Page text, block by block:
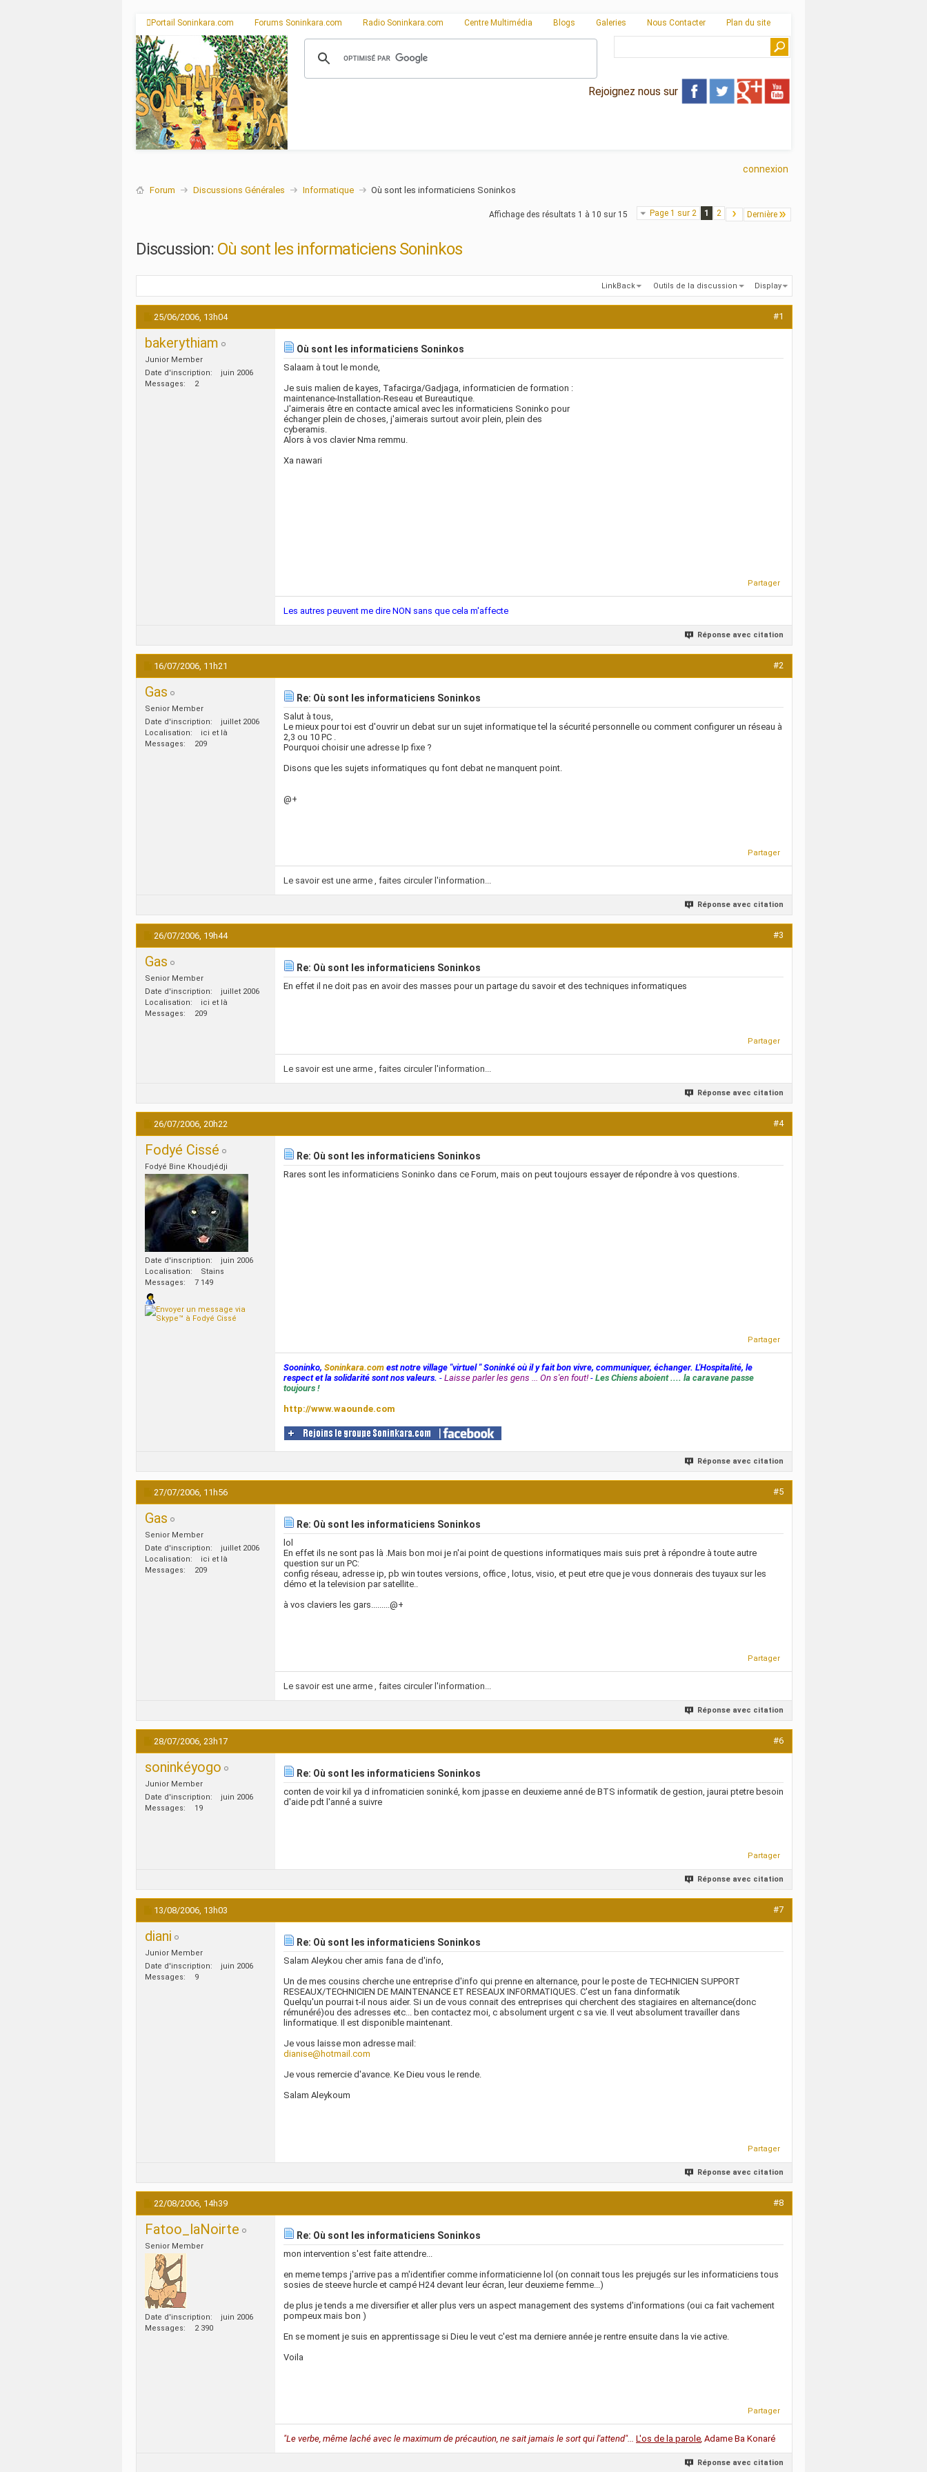
Portail Soninkara.com Forums Soninkara.com Radio Soninkara.com Centre Multimédia Blogs Galeries Nous Contacter Plan du site
Rejoignez nous sur
connexion
Forum Discussions Générales Informatique Où sont les informaticiens Soninkos
Page 1 sur 2 1 2 Dernière
Affichage des résultats 1 à 10 sur 15
Discussion: Où sont les informaticiens Soninkos
LinkBack Outils de la discussion Display
25/06/2006, 13h04 #1
bakerythiam
Junior Member
Date d'inscription
juin 2006
Messages
2
Où sont les informaticiens Soninkos
Salaam à tout le monde,
Je suis malien de kayes, Tafacirga/Gadjaga, informaticien de formation :
maintenance-Installation-Reseau et Bureautique.
J'aimerais être en contacte amical avec les informaticiens Soninko pour
échanger plein de choses, j'aimerais surtout avoir plein, plein des
cyberamis.
Alors à vos clavier Nma remmu.
Xa nawari
Partager
Les autres peuvent me dire NON sans que cela m'affecte
Réponse avec citation
16/07/2006, 11h21 #2
Gas
Senior Member
Date d'inscription
juillet 2006
Localisation
ici et là
Messages
209
Re: Où sont les informaticiens Soninkos
Salut à tous,
Le mieux pour toi est d'ouvrir un debat sur un sujet informatique tel la sécurité personnelle ou comment configurer un réseau à
2,3 ou 10 PC .
Pourquoi choisir une adresse Ip fixe ?
Disons que les sujets informatiques qu font debat ne manquent point.
@+
Partager
Le savoir est une arme , faites circuler l'information...
Réponse avec citation
26/07/2006, 19h44 #3
Gas
Senior Member
Date d'inscription
juillet 2006
Localisation
ici et là
Messages
209
Re: Où sont les informaticiens Soninkos
En effet il ne doit pas en avoir des masses pour un partage du savoir et des techniques informatiques
Partager
Le savoir est une arme , faites circuler l'information...
Réponse avec citation
26/07/2006, 20h22 #4
Fodyé Cissé
Fodyé Bine Khoudjédji
Date d'inscription
juin 2006
Localisation
Stains
Messages
7 149
Re: Où sont les informaticiens Soninkos
Rares sont les informaticiens Soninko dans ce Forum, mais on peut toujours essayer de répondre à vos questions.
Partager
Sooninko, Soninkara.com est notre village "virtuel " Soninké où il y fait bon vivre, communiquer, échanger. L'Hospitalité, le
respect et la solidarité sont nos valeurs. - Laisse parler les gens ... On s'en fout! - Les Chiens aboient .... la caravane passe
toujours !
http://www.waounde.com
Réponse avec citation
27/07/2006, 11h56 #5
Gas
Senior Member
Date d'inscription
juillet 2006
Localisation
ici et là
Messages
209
Re: Où sont les informaticiens Soninkos
lol
En effet ils ne sont pas là .Mais bon moi je n'ai point de questions informatiques mais suis pret à répondre à toute autre
question sur un PC:
config réseau, adresse ip, pb win toutes versions, office , lotus, visio, et peut etre que je vous donnerais des tuyaux sur les
démo et la television par satellite..
à vos claviers les gars.........@+
Partager
Le savoir est une arme , faites circuler l'information...
Réponse avec citation
28/07/2006, 23h17 #6
soninkéyogo
Junior Member
Date d'inscription
juin 2006
Messages
19
Re: Où sont les informaticiens Soninkos
conten de voir kil ya d infromaticien soninké, kom jpasse en deuxieme anné de BTS informatik de gestion, jaurai ptetre besoin
d'aide pdt l'anné a suivre
Partager
Réponse avec citation
13/08/2006, 13h03 #7
diani
Junior Member
Date d'inscription
juin 2006
Messages
9
Re: Où sont les informaticiens Soninkos
Salam Aleykou cher amis fana de d'info,
Un de mes cousins cherche une entreprise d'info qui prenne en alternance, pour le poste de TECHNICIEN SUPPORT
RESEAUX/TECHNICIEN DE MAINTENANCE ET RESEAUX INFORMATIQUES. C'est un fana dinformatik
Quelqu'un pourrai t-il nous aider. Si un de vous connait des entreprises qui cherchent des stagiaires en alternance(donc
rémunéré)ou des adresses etc... ben contactez moi, c absolument urgent c sa vie. Il veut absolument travailler dans
linformatique. Il est disponible maintenant.
Je vous laisse mon adresse mail:
dianise@hotmail.com
Je vous remercie d'avance. Ke Dieu vous le rende.
Salam Aleykoum
Partager
Réponse avec citation
22/08/2006, 14h39 #8
Fatoo_laNoirte
Senior Member
Date d'inscription
juin 2006
Messages
2 390
Re: Où sont les informaticiens Soninkos
mon intervention s'est faite attendre...
en meme temps j'arrive pas a m'identifier comme informaticienne lol (on connait tous les prejugés sur les informaticiens tous
sosies de steeve hurcle et campé H24 devant leur écran, leur deuxieme femme...)
de plus je tends a me diversifier et aller plus vers un aspect management des systems d'informations (oui ca fait vachement
pompeux mais bon )
En se moment je suis en apprentissage si Dieu le veut c'est ma derniere année je rentre ensuite dans la vie active.
Voila
Partager
"Le verbe, même laché avec le maximum de précaution, ne sait jamais le sort qui l'attend"... L'os de la parole, Adame Ba Konaré
Réponse avec citation